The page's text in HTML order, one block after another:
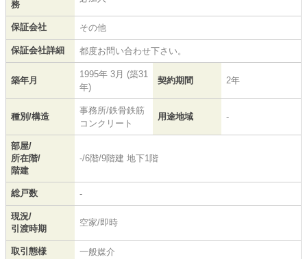
務
保証会社 その他
保証会社詳細 都度お問い合わせ下さい。
築年月
1995年 3月 (築31
年)
契約期間 2年
種別/構造
事務所/鉄骨鉄筋
コンクリート
用途地域 -
部屋/
所在階/
階建
-/6階/9階建 地下1階
総戸数 -
現況/
引渡時期
空家/即時
取引態様 一般媒介